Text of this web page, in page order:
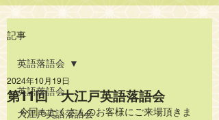
記事
英語落語会
大江戸英語落語会
英語落語会
第11回 大江戸英語落語会
2024年10月19日
今回もたくさんのお客様にご来場頂きま